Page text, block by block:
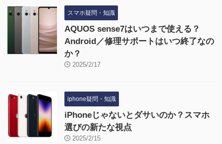
スマホ疑問・知識
AQUOS sense7はいつまで使える？
Android／修理サポートはいつ終了なの
か？
2025/2/17
iphone疑問・知識
iPhoneじゃないとダサいのか？スマホ
選びの新たな視点
2025/2/15